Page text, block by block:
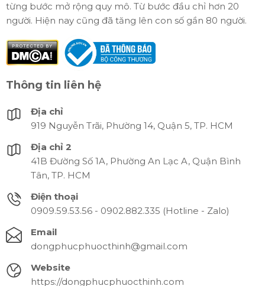
từng bước mở rộng quy mô. Từ bước đầu chỉ hơn 20
người. Hiện nay cũng đã tăng lên con số gần 80 người.
Thông tin liên hệ
Địa chỉ
919 Nguyễn Trãi, Phường 14, Quận 5, TP. HCM
Địa chỉ 2
41B Đường Số 1A, Phường An Lạc A, Quận Bình
Tân, TP. HCM
Điện thoại
0909.59.53.56 - 0902.882.335 (Hotline - Zalo)
Email
dongphucphuocthinh@gmail.com
Website
https://dongphucphuocthinh.com